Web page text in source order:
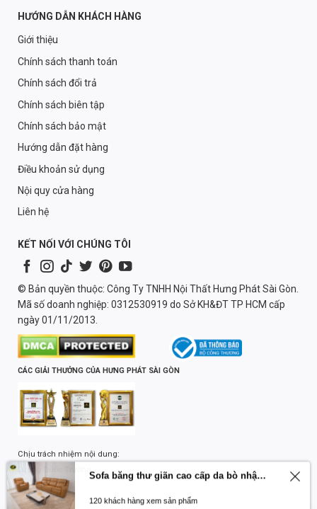
HƯỚNG DẪN KHÁCH HÀNG
Giới thiệu
Chính sách thanh toán
Chính sách đổi trả
Chính sách biên tập
Chính sách bảo mật
Hướng dẫn đặt hàng
Điều khoản sử dụng
Nội quy cửa hàng
Liên hệ
KẾT NỐI VỚI CHÚNG TÔI
© Bản quyền thuộc: Công Ty TNHH Nội Thất Hưng Phát Sài Gòn.
Mã số doanh nghiệp: 0312530919 do Sở KH&ĐT TP HCM cấp
ngày 01/11/2013.
CÁC GIẢI THƯỞNG CỦA HƯNG PHÁT SÀI GÒN
Chịu trách nhiệm nội dung:
Lương Quốc Trường
120 khách hàng xem sản phẩm